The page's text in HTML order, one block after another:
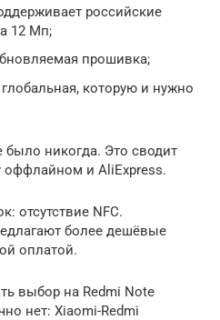
российские
12 Мп;
прошивка;
которую и нужно
было никогда. Это сводит
оффлайном и AliExpress.
отсутствие NFC.
более дешёвые
оплатой.
выбор на Redmi Note
нет: Xiaomi-Redmi